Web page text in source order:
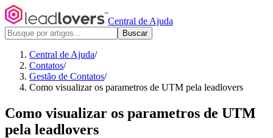
Central de Ajuda
Buscar
Central de Ajuda/
Contatos/
Gestão de Contatos/
Como visualizar os parametros de UTM pela leadlovers
Como visualizar os parametros de UTM
pela leadlovers